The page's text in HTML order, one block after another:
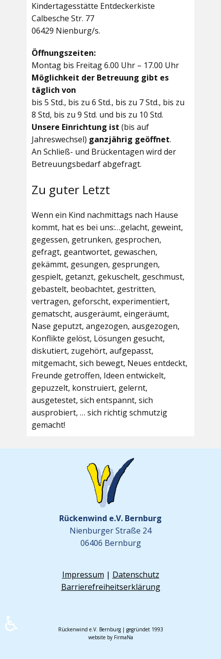
Kindertagesstätte Entdeckerkiste
Calbesche Str. 77
06429 Nienburg/s.
Öffnungszeiten:
Montag bis Freitag 6.00 Uhr – 17.00 Uhr
Möglichkeit der Betreuung gibt es
täglich von
bis 5 Std., bis zu 6 Std., bis zu 7 Std., bis zu
8 Std, bis zu 9 Std. und bis zu 10 Std.
Unsere Einrichtung ist (bis auf
Jahreswechsel) ganzjährig geöffnet.
An Schließ- und Brückentagen wird der
Betreuungsbedarf abgefragt.
Zu guter Letzt
Wenn ein Kind nachmittags nach Hause
kommt, hat es bei uns:…gelacht, geweint,
gegessen, getrunken, gesprochen,
gefragt, geantwortet, gewaschen,
gekämmt, gesungen, gesprungen,
gespielt, getanzt, gekuschelt, geschmust,
gebastelt, beobachtet, gestritten,
vertragen, geforscht, experimentiert,
gematscht, ausgeräumt, eingeräumt,
Nase geputzt, angezogen, ausgezogen,
Konflikte gelöst, Lösungen gesucht,
diskutiert, zugehört, aufgepasst,
mitgemacht, sich bewegt, Neues entdeckt,
Freunde getroffen, Ideen entwickelt,
gepuzzelt, konstruiert, gelernt,
ausgetestet, sich entspannt, sich
ausprobiert, … sich richtig schmutzig
gemacht!
Rückenwind e.V. Bernburg
Nienburger Straße 24
06406 Bernburg
Impressum | Datenschutz
Barrierefreiheitserklärung
Rückenwind e.V. Bernburg | gegründet 1993
website by FirmaNa